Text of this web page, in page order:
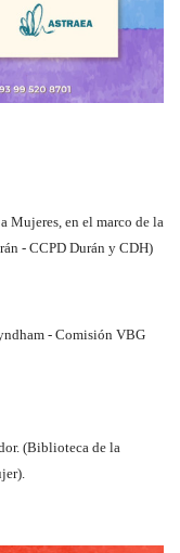
Mujeres, en el marco de la
- CCPD Durán y CDH)
- Comisión VBG
(Biblioteca de la